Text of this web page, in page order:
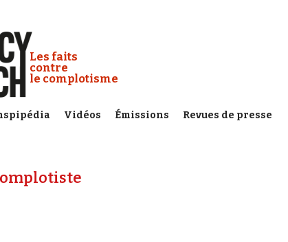
Conspiracy Watch :
Les faits
contre
le complotisme
Vidéos Émissions Revues de presse